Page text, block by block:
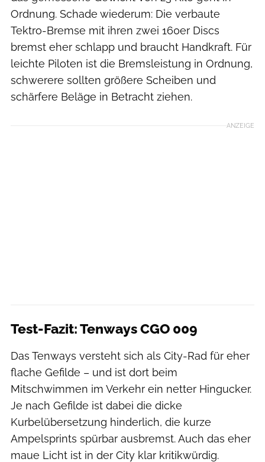
Ordnung. Schade wiederum: Die verbaute
Tektro-Bremse mit ihren zwei 160er Discs
bremst eher schlapp und braucht Handkraft. Für
leichte Piloten ist die Bremsleistung in Ordnung,
schwerere sollten größere Scheiben und
schärfere Beläge in Betracht ziehen.
ANZEIGE
Test-Fazit: Tenways CGO 009
Das Tenways versteht sich als City-Rad für eher
flache Gefilde – und ist dort beim
Mitschwimmen im Verkehr ein netter Hingucker.
Je nach Gefilde ist dabei die dicke
Kurbelübersetzung hinderlich, die kurze
Ampelsprints spürbar ausbremst. Auch das eher
maue Licht ist in der City klar kritikwürdig.